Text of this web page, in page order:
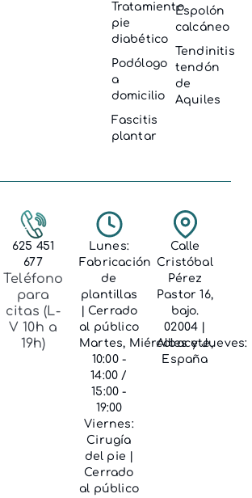
Tratamiento
pie
diabético
Podólogo
a
domicilio
Fascitis
plantar
Espolón
calcáneo
Tendinitis
tendón
de
Aquiles
625 451
677
Teléfono
para
citas (L-
V 10h a
19h)
Lunes:
Fabricación
de
plantillas
| Cerrado
al público
Martes, Miércoles y Jueves:
10:00 -
14:00 /
15:00 -
19:00
Viernes:
Cirugía
del pie |
Cerrado
al público
Calle
Cristóbal
Pérez
Pastor 16,
bajo.
02004 |
Albacete,
España